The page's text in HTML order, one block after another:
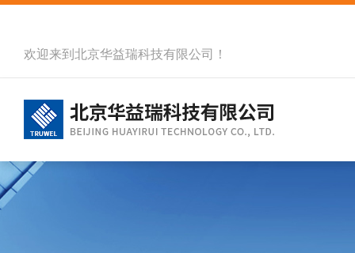
欢迎来到北京华益瑞科技有限公司！